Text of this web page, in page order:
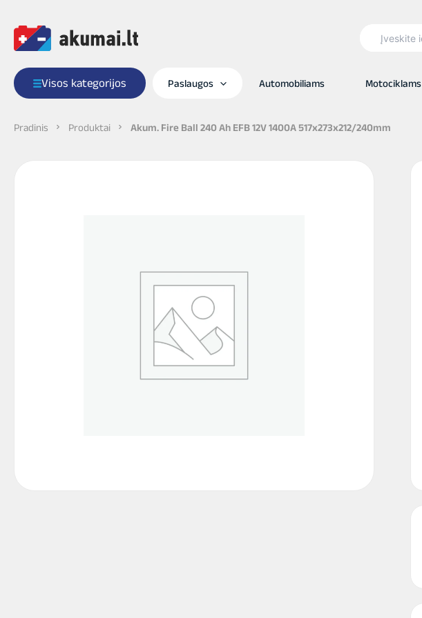
prie
turinio
Visos kategorijos Paslaugos Automobiliams Motociklams
Pradinis Produktai Akum. Fire Ball 240 Ah EFB 12V 1400A 517x273x212/240mm